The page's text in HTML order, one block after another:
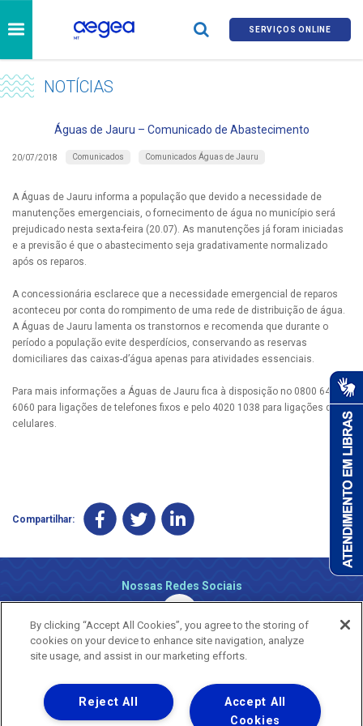
SERVIÇOS ONLINE
NOTÍCIAS
Águas de Jauru – Comunicado de Abastecimento
20/07/2018 Comunicados Comunicados Águas de Jauru
A Águas de Jauru informa a população que devido a necessidade de
manutenções emergenciais, o fornecimento de água no município será
prejudicado nesta sexta-feira (20.07). As manutenções já foram iniciadas
e a previsão é que o abastecimento seja gradativamente normalizado
após os reparos.
A concessionária esclarece que a necessidade emergencial de reparos
aconteceu por conta do rompimento de uma rede de distribuição de água.
A Águas de Jauru lamenta os transtornos e recomenda que durante o
período a população evite desperdícios, conservando as reservas
domiciliares das caixas-d’água apenas para atividades essenciais.
Para mais informações a Águas de Jauru fica à disposição no 0800 647
6060 para ligações de telefones fixos e pelo 4020 1038 para ligações de
celulares.
Compartilhar:
Nossas Redes Sociais
Uma empresa
Copyright ® 2026 - Todos os Direitos Reservados.
By clicking “Accept All Cookies”, you agree to the storing of
cookies on your device to enhance site navigation, analyze
site usage, and assist in our marketing efforts.
Accept All
Cookies
Reject All